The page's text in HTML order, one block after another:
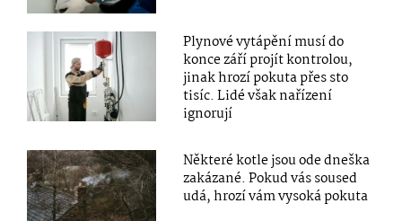
Plynové vytápění musí do
konce září projít kontrolou,
jinak hrozí pokuta přes sto
tisíc. Lidé však nařízení
ignorují
Některé kotle jsou ode dneška
zakázané. Pokud vás soused
udá, hrozí vám vysoká pokuta